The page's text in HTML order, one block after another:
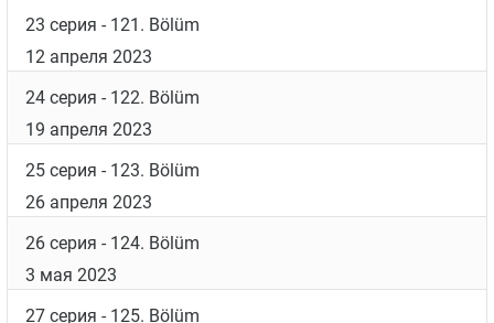
18 серия
- 116. Bölüm
1 марта 2023
19 серия
- 117. Bölüm
8 марта 2023
20 серия
- 118. Bölüm
15 марта 2023
21 серия
- 119. Bölüm
22 марта 2023
22 серия
- 120. Bölüm